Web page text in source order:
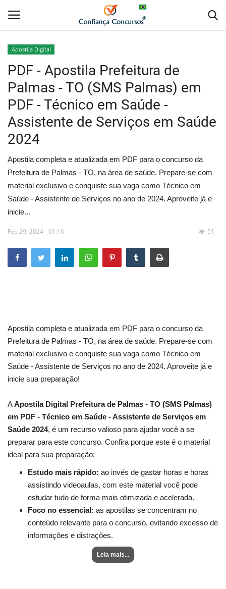
Home
Apostila Digital
Apostila Impressa
Cursos Online
Combo Apostilas
Apostila Digital
PDF - Apostila Prefeitura de
Palmas - TO (SMS Palmas) em
PDF - Técnico em Saúde -
Assistente de Serviços em Saúde
2024
Apostila completa e atualizada em PDF para o concurso da
Prefeitura de Palmas - TO, na área de saúde. Prepare-se com
material exclusivo e conquiste sua vaga como Técnico em
Saúde - Assistente de Serviços no ano de 2024. Aproveite já e
inicie...
Feb 29, 2024 - 01:16 51
Apostila completa e atualizada em PDF para o concurso da
Prefeitura de Palmas - TO, na área de saúde. Prepare-se com
material exclusivo e conquiste sua vaga como Técnico em
Saúde - Assistente de Serviços no ano de 2024. Aproveite já e
inicie sua preparação!
AApostila Digital Prefeitura de Palmas - TO (SMS Palmas)
em PDF - Técnico em Saúde - Assistente de Serviços em
Saúde 2024, é um recurso valioso para ajudar você a se
preparar para este concurso. Confira porque este é o material
ideal para sua preparação:
Estudo mais rápido: ao invés de gastar horas e horas
assistindo videoaulas, com este material você pode
estudar tudo de forma mais otimizada e acelerada.
Foco no essencial: as apostilas se concentram no
conteúdo relevante para o concurso, evitando excesso de
informações e distrações.
Leia mais...